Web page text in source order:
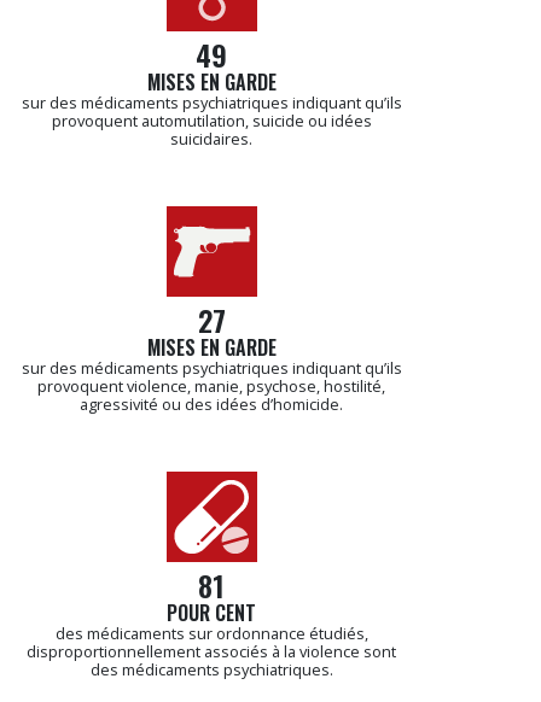
49
MISES EN GARDE
sur des médicaments psychiatriques indiquant qu’ils
provoquent automutilation, suicide ou idées
suicidaires.
27
MISES EN GARDE
sur des médicaments psychiatriques indiquant qu’ils
provoquent violence, manie, psychose, hostilité,
agressivité ou des idées d’homicide.
81
POUR CENT
des médicaments sur ordonnance étudiés,
disproportionnellement associés à la violence sont
des médicaments psychiatriques.